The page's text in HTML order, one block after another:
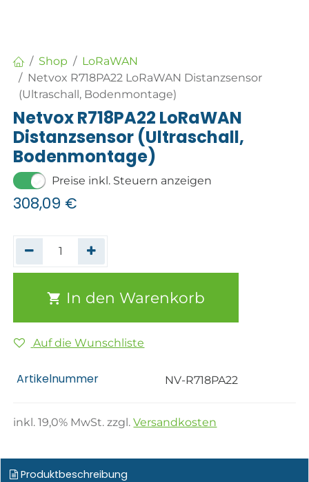
Shop
LoRaWAN
Netvox R718PA22 LoRaWAN Distanzsensor
(Ultraschall, Bodenmontage)
Netvox R718PA22 LoRaWAN
Distanzsensor (Ultraschall,
Bodenmontage)
Preise inkl. Steuern anzeigen
308,09 €
In den Warenkorb
Auf die Wunschliste
Artikelnummer NV-R718PA22
inkl.19,0% MwSt. zzgl.Versandkosten
Produktbeschreibung